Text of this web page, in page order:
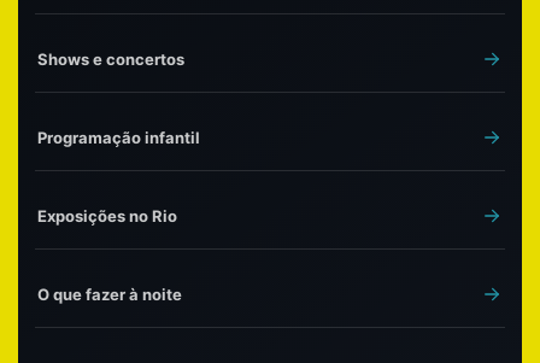
Shows e concertos
Programação infantil
Exposições no Rio
O que fazer à noite